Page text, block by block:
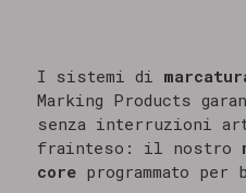
I sistemi di
Marking Products
senza interruzioni
frainteso: il nostro
core programmato